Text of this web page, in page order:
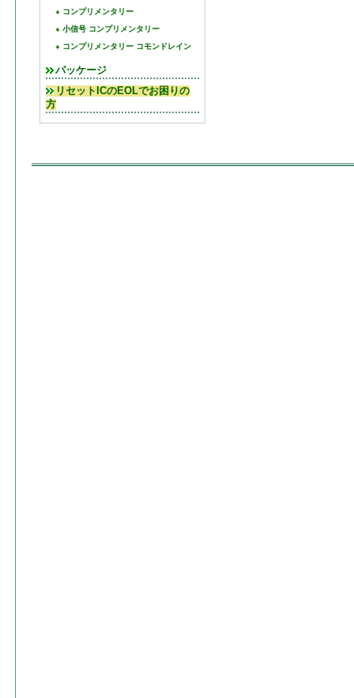
コンプリメンタリー
小信号 コンプリメンタリー
コンプリメンタリー コモンドレイン
パッケージ
リセットICのEOLでお困りの
方